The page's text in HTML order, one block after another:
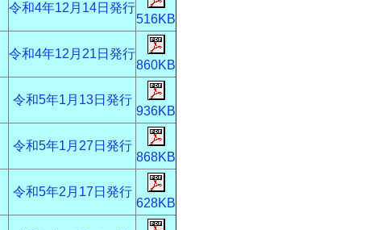
令和4年12月14日発行
516KB
令和4年12月21日発行
860KB
令和5年1月13日発行
936KB
令和5年1月27日発行
868KB
令和5年2月17日発行
628KB